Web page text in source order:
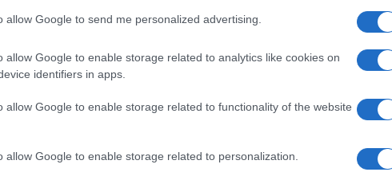
allow Google to send me personalized advertising.
allow Google to enable storage related to analytics like cookies on
identifiers in apps.
allow Google to enable storage related to functionality of the website
allow Google to enable storage related to personalization.